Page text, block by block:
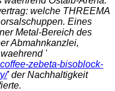
welche THREEMA
Eines
Metal-Bereich des
Abmahnkanzlei,
'
zebeta-bisoblock-
' der Nachhaltigkeit